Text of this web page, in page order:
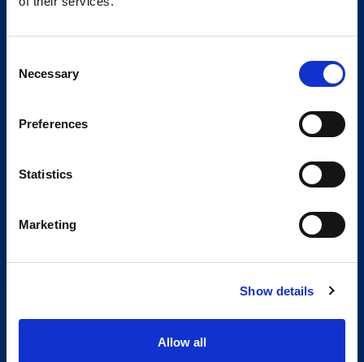
Selection
Necessary
Preferences
Statistics
Marketing
Show details
Allow all